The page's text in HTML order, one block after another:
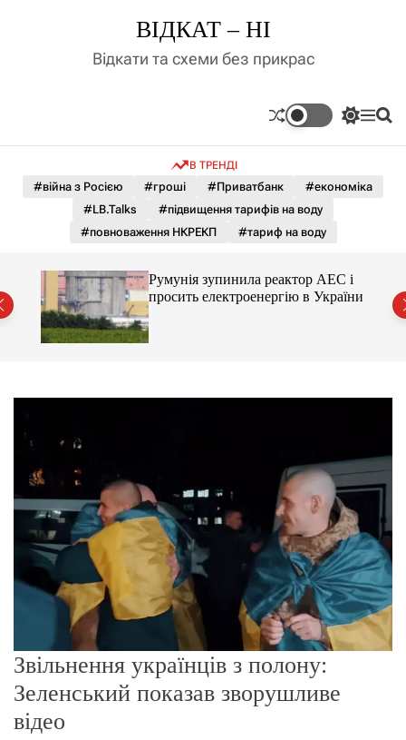
д
у
ВІДКАТ – НІ
Відкати та схеми без прикрас
П
м
к
а
о
л
ь
г
ж
и
М П
В ТРЕНДІ
#війна з Росією #гроші #Приватбанк
#економіка
#LB.Talks
#підвищення тарифів на воду
#повноваження НКРЕКП
#тариф на воду
Румунія зупинила реактор АЕС і
просить електроенергію в України
Звільнення українців з полону:
Зеленський показав зворушливе
відео